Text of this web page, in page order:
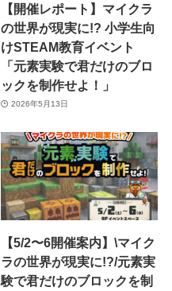
【開催レポート】マイクラ
の世界が現実に!? 小学生向
けSTEAM教育イベント
「元素実験で君だけのブロ
ックを制作せよ！」
2026年5月13日
【5/2〜6開催案内】\マイク
ラの世界が現実に!?/元素実
験で君だけのブロックを制